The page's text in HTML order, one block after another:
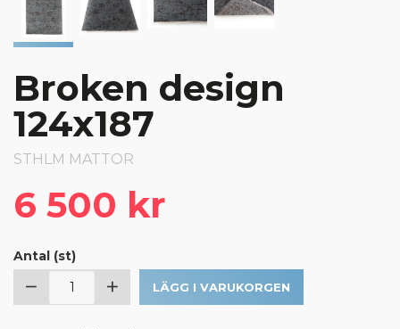
Broken design
124x187
STHLM MATTOR
6 500 kr
Antal (st)
LÄGG I VARUKORGEN